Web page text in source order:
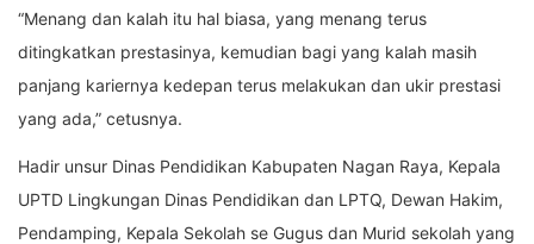
“Menang dan kalah itu hal biasa, yang menang terus
ditingkatkan prestasinya, kemudian bagi yang kalah masih
panjang kariernya kedepan terus melakukan dan ukir prestasi
yang ada,” cetusnya.
Hadir unsur Dinas Pendidikan Kabupaten Nagan Raya, Kepala
UPTD Lingkungan Dinas Pendidikan dan LPTQ, Dewan Hakim,
Pendamping, Kepala Sekolah se Gugus dan Murid sekolah yang